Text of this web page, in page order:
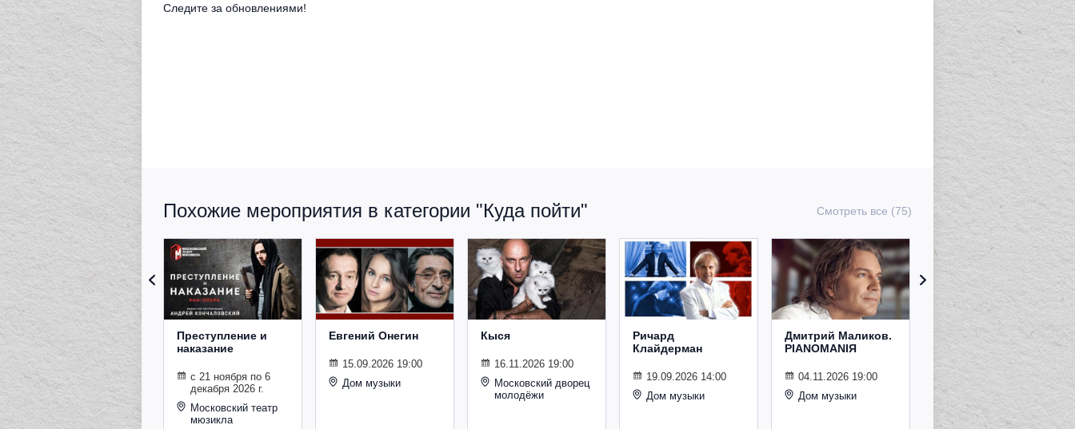
Следите за обновлениями!
Похожие мероприятия в категории "Куда пойти" Смотреть все (75)
Преступление и
наказание
с 21 ноября по 6
декабря 2026 г.
Московский театр
мюзикла
Евгений Онегин
15.09.2026 19:00
Дом музыки
Кыся
16.11.2026 19:00
Московский дворец
молодёжи
Ричард
Клайдерман
19.09.2026 14:00
Дом музыки
Дмитрий Маликов.
PIANOMANIЯ
04.11.2026 19:00
Дом музыки
Рождественский
концерт
Владимира
Спивакова
24.12.2026 19:00
Дом музыки